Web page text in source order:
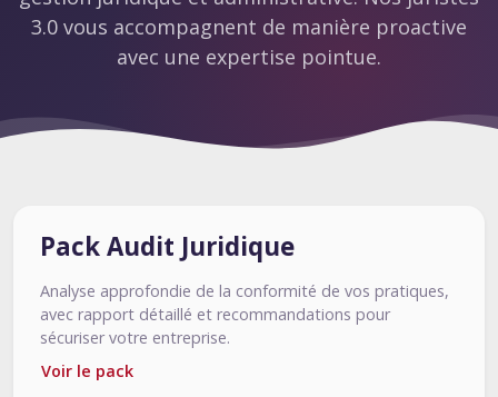
3.0 vous accompagnent de manière proactive
avec une expertise pointue.
Pack Audit Juridique
Analyse approfondie de la conformité de vos pratiques,
avec rapport détaillé et recommandations pour
sécuriser votre entreprise.
Voir le pack